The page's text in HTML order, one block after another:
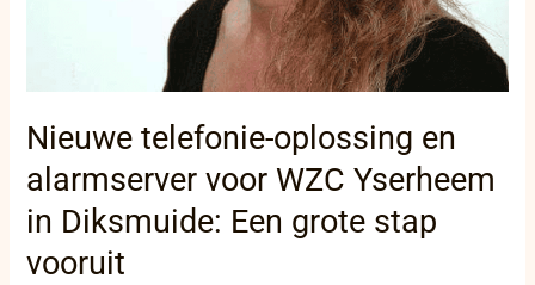
Nieuwe telefonie-oplossing en
alarmserver voor WZC Yserheem
in Diksmuide: Een grote stap
vooruit